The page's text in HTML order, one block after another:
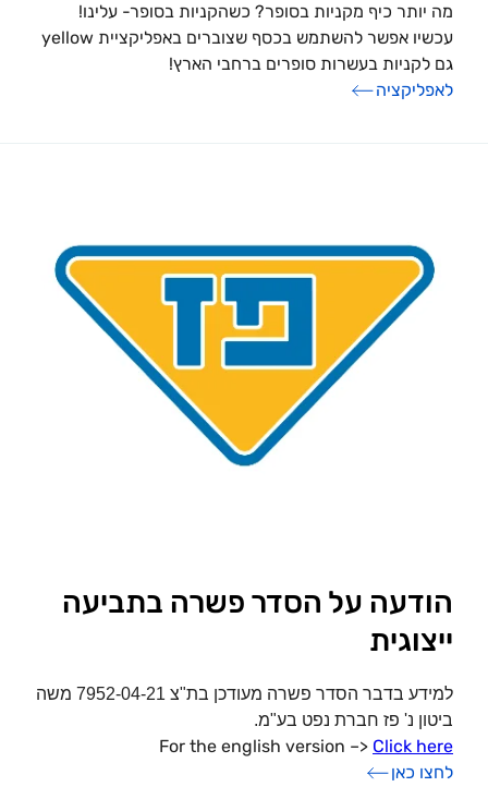
מה יותר כיף מקניות בסופר? כשהקניות בסופר- עלינו!
עכשיו אפשר להשתמש בכסף שצוברים באפליקציית yellow
גם לקניות בעשרות סופרים ברחבי הארץ!
לאפליקציה
הודעה על הסדר פשרה בתביעה
ייצוגית
למידע בדבר הסדר פשרה מעודכן בת"צ 7952-04-21 משה
ביטון נ' פז חברת נפט בע"מ.
For the english version –> Click here
לחצו כאן